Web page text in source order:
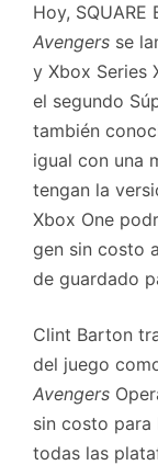
Hoy, SQUARE
Avengers se
y Xbox Series
el segundo
también
igual con una
tengan la
Xbox One
gen sin costo
de guardado
Clint Barton
del juego
Avengers
sin costo para
todas las